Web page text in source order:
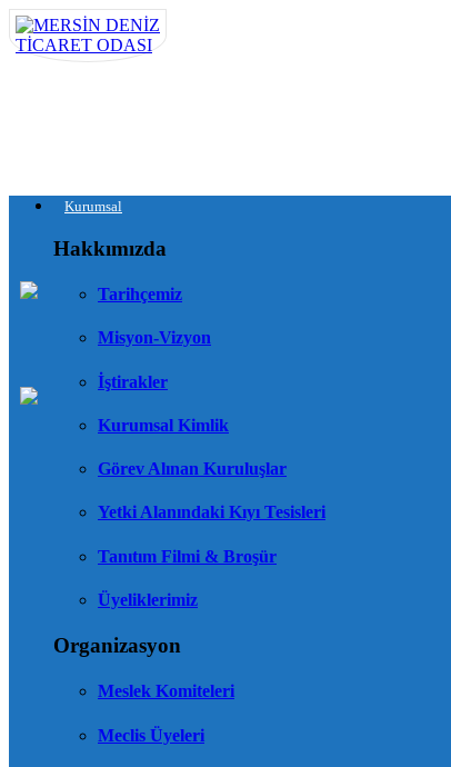
Kurumsal
Hakkımızda
Tarihçemiz
Misyon-Vizyon
İştirakler
Kurumsal Kimlik
Görev Alınan Kuruluşlar
Yetki Alanındaki Kıyı Tesisleri
Tanıtım Filmi & Broşür
Üyeliklerimiz
Organizasyon
Meslek Komiteleri
Meclis Üyeleri